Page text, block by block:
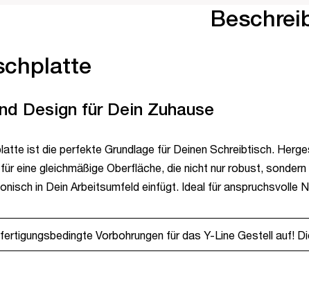
Design für Dein Zuhause
ist die perfekte Grundlage für Deinen Schreibtisch.
eine gleichmäßige Oberfläche, die nicht nur robust,
in Dein Arbeitsumfeld einfügt. Ideal für anspruchsvolle
Vorbohrungen für das Y-Line Gestell auf!